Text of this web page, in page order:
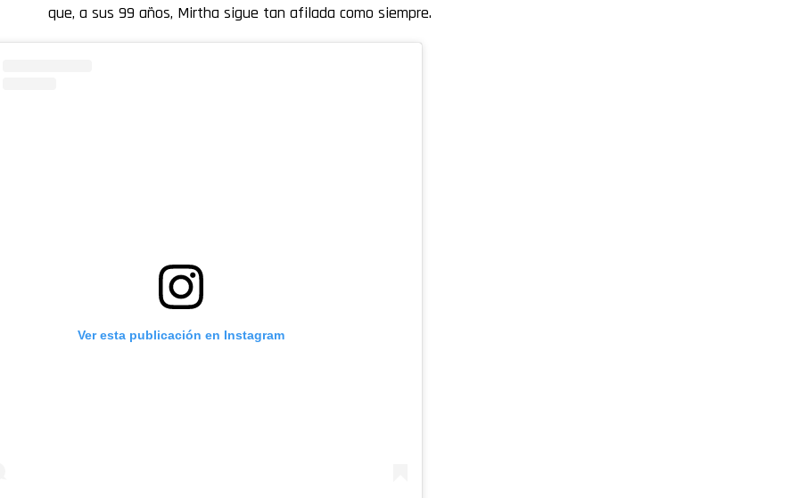
que, a sus 99 años, Mirtha sigue tan afilada como siempre.
Ver esta publicación en Instagram